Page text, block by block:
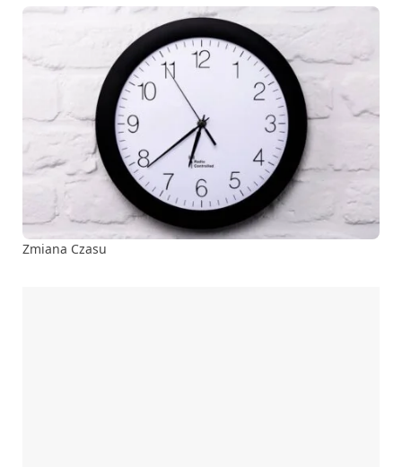
Zmiana Czasu